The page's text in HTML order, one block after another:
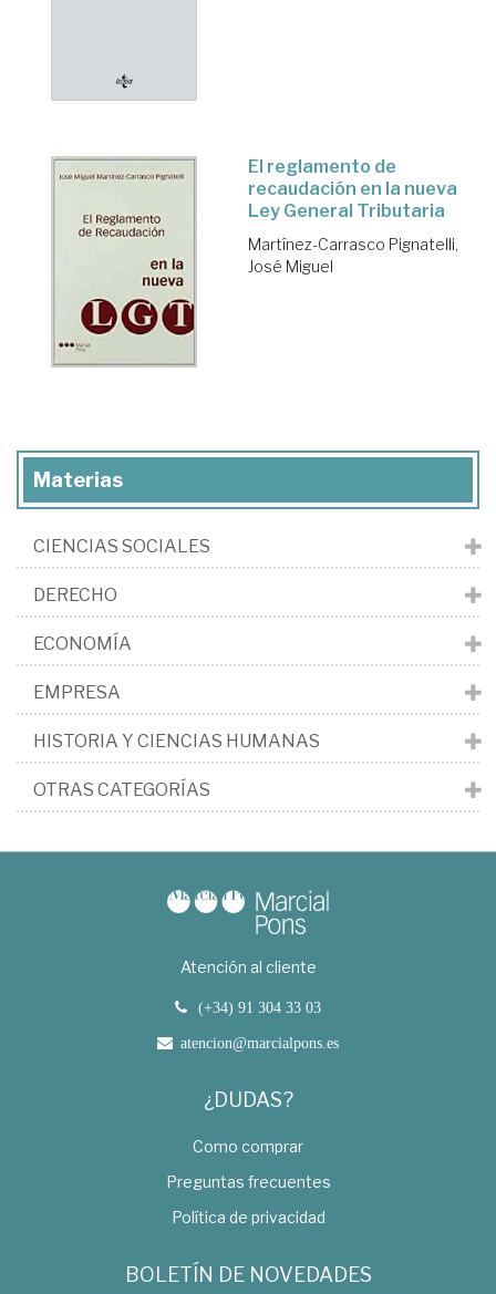
El reglamento de
recaudación en la nueva
Ley General Tributaria
Martínez-Carrasco Pignatelli,
José Miguel
Materias
CIENCIAS SOCIALES
DERECHO
ECONOMÍA
EMPRESA
HISTORIA Y CIENCIAS HUMANAS
OTRAS CATEGORÍAS
Atención al cliente
(+34) 91 304 33 03
atencion@marcialpons.es
¿DUDAS?
Como comprar
Preguntas frecuentes
Política de privacidad
BOLETÍN DE NOVEDADES